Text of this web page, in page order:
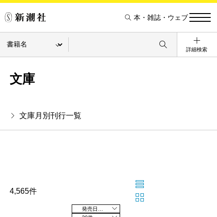
本・雑誌・ウェブ
詳細検索
文庫
文庫月別刊行一覧
4,565件